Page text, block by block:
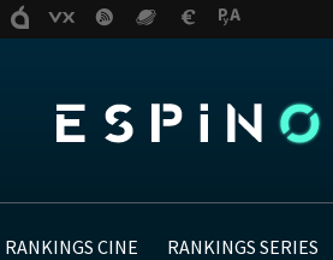
RANKINGS CINE RANKINGS SERIES